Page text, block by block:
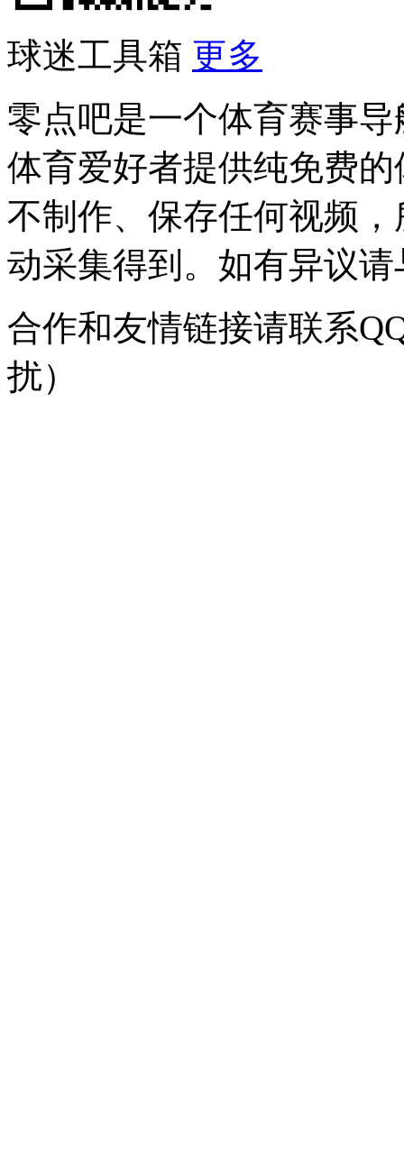
球迷工具箱 更多
零点吧是一个体育赛事
体育爱好者提供纯免费
不制作、保存任何视频
动采集得到。如有异议
合作和友情链接请联系
扰）